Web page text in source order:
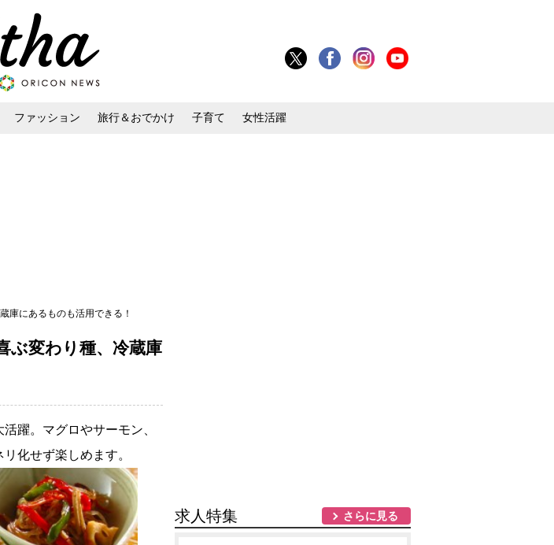
ファッション 旅行＆おでかけ 子育て 女性活躍
庫にあるものも活用できる！
ぶ変わり種、冷蔵庫
躍。マグロやサーモン、
化せず楽しめます。
求人特集 さらに見る